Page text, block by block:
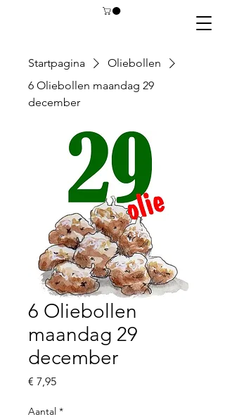
Startpagina
Oliebollen
6 Oliebollen maandag 29
december
6 Oliebollen
maandag 29
december
€ 7,95Prijs
Aantal *